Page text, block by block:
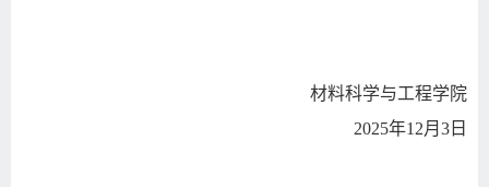
材料科学与工程学院
2025年12月 3 日